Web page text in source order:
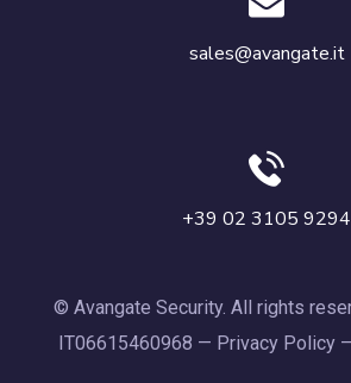
sales@avangate.it
+39 02 3105 9294
© Avangate Security. All rights
IT06615460968 — Privacy Policy